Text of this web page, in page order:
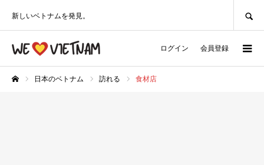
新しいベトナムを発見。
ログイン 会員登録
日本のベトナム 訪れる 食材店